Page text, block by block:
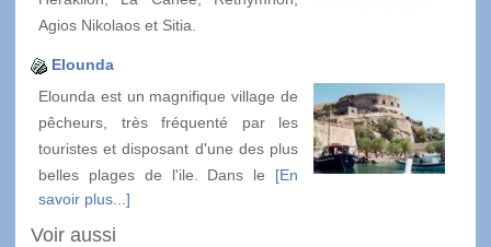
Agios Nikolaos et Sitia.
Elounda
Elounda est un magnifique village de
pêcheurs, très fréquenté par les
touristes et disposant d'une des plus
belles plages de l'ile. Dans le [En
savoir plus...]
Voir aussi